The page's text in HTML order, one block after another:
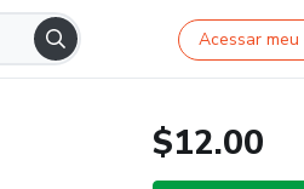
Acessar meu
$12.00